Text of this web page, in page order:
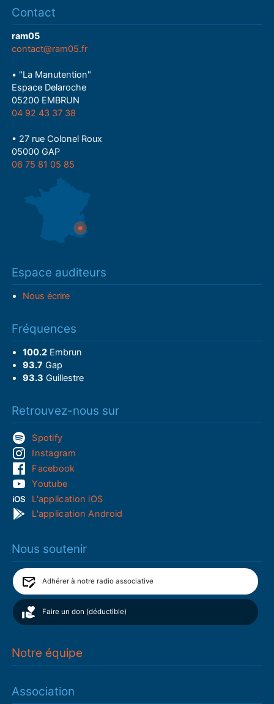
Contact
ram05
contact@ram05.fr
• "La Manutention"
Espace Delaroche
05200 EMBRUN
04 92 43 37 38
• 27 rue Colonel Roux
05000 GAP
06 75 81 05 85
Espace auditeurs
Nous écrire
Fréquences
100.2Embrun
93.7 Gap
93.3 Guillestre
Retrouvez-nous sur
Spotify
Instagram
Facebook
Youtube
L'application iOS
L'application Android
Nous soutenir
Adhérer à notre radio associative
Faire un don (déductible)
Notre équipe
Association